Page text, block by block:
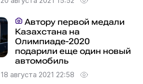
Казахстана на
Олимпиаде-2020
подарили еще один новый
автомобиль
18 августа 2021 22:58